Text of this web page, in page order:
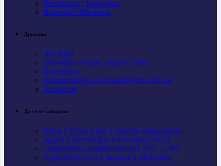
Фестивали / Концерти
Изложбе / Филмови
Друштво
Догађаји
Завичајне вечери / Крсне славе
Интервјуи
Колонизација и колонистичка насеља
Личности
Да се не заборави
Први Свјeтски рат и српски добровољци
Други Свјетски рат и геноцид у НДХ
Одбрамбено отаџбински рат 1991 – 1995
Агресија НАТО и Косово и Метохија